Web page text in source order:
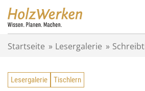
Startseite » Lesergalerie »
Lesergalerie Tischlern